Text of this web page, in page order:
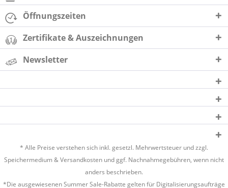
Öffnungszeiten
Zertifikate & Auszeichnungen
Newsletter
* Alle Preise verstehen sich inkl. gesetzl. Mehrwertsteuer und zzgl.
Speichermedium &Versandkosten und ggf. Nachnahmegebühren, wenn nicht
anders beschrieben.
*Die ausgewiesenen Summer Sale-Rabatte gelten für Digitalisierungsaufträge